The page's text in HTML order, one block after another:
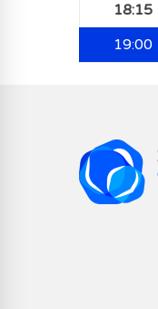
18:15
19:00